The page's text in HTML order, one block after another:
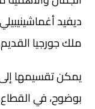
ديفيد
ملك جورجيا
يمكن تقسيمها
بوضوح، في